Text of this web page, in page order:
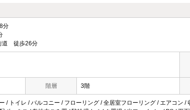
分
道 徒歩26分
階層 3階
/ トイレ / バルコニー / フローリング / 全居室フローリング / エアコン